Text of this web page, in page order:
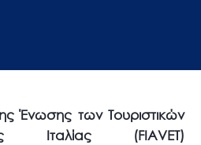
Ένωσης των Τουριστικών
Ιταλίας (FIAVET)